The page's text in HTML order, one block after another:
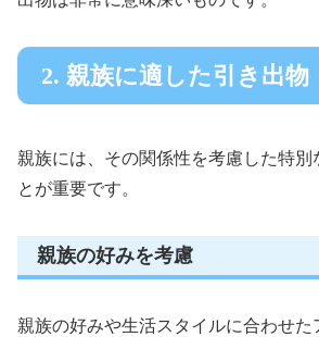
2. 親族に適した引き出物
親族には、その関係性を考慮した特別
とが重要です。
親族の好みを考慮
親族の好みや生活スタイルに合わせた